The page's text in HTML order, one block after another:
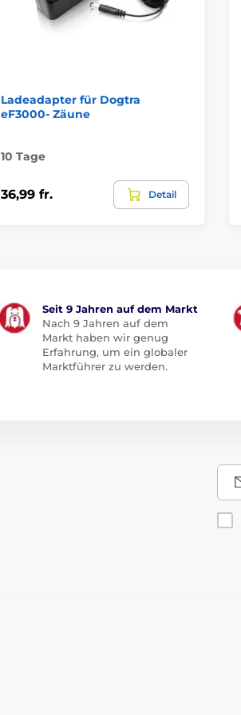
Ladeadapter für Dogtra
eF3000- Zäune
10 Tage
36,99 fr. Detail
Seit 9 Jahren auf dem Markt
Nach 9 Jahren auf dem
Markt haben wir genug
Erfahrung, um ein globaler
Marktführer zu werden.